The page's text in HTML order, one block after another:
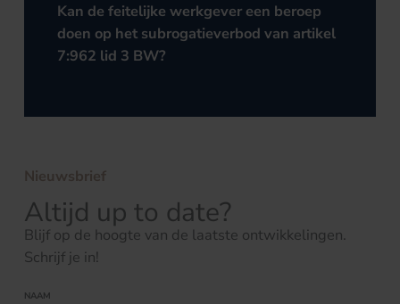
Kan de feitelijke werkgever een beroep
doen op het subrogatieverbod van artikel
7:962 lid 3 BW?
Nieuwsbrief
Altijd up to date?
Blijf op de hoogte van de laatste ontwikkelingen.
Schrijf je in!
NAAM